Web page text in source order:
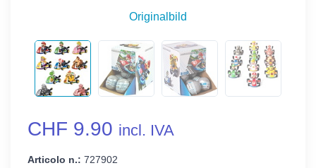
Originalbild
CHF 9.90 incl. IVA
Articolo n.: 727902